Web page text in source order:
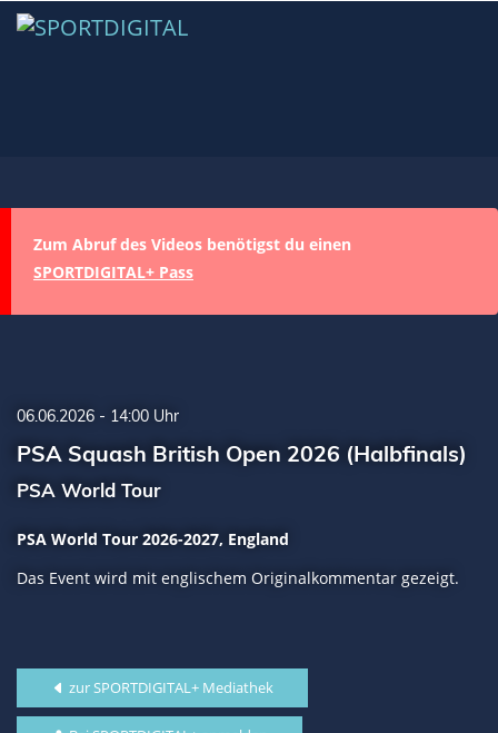
Zum Abruf des Videos benötigst du einen
SPORTDIGITAL+ Pass
06.06.2026 - 14:00 Uhr
PSA Squash British Open 2026 (Halbfinals)
PSA World Tour
PSA World Tour 2026-2027, England
Das Event wird mit englischem Originalkommentar gezeigt.
zur SPORTDIGITAL+ Mediathek